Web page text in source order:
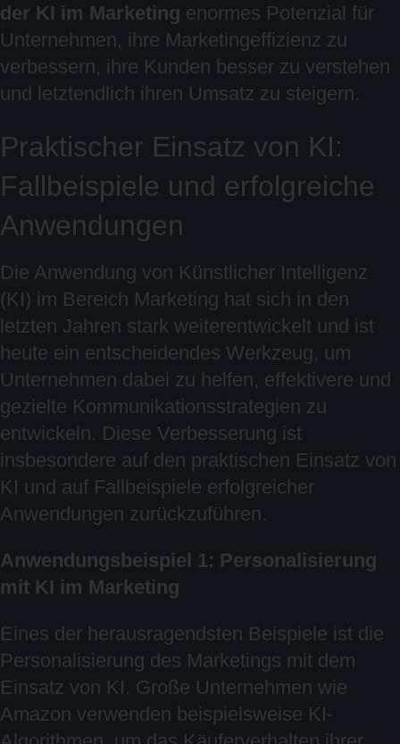
der KI im Marketing enormes Potenzial für
Unternehmen, ihre Marketingeffizienz zu
verbessern, ihre Kunden besser zu verstehen
und letztendlich ihren Umsatz zu steigern.
Praktischer Einsatz von KI:
Fallbeispiele und erfolgreiche
Anwendungen
Die Anwendung von Künstlicher Intelligenz
(KI) im Bereich Marketing hat sich in den
letzten Jahren stark weiterentwickelt und ist
heute ein entscheidendes Werkzeug, um
Unternehmen dabei zu helfen, effektivere und
gezielte Kommunikationsstrategien zu
entwickeln. Diese Verbesserung ist
insbesondere auf den praktischen Einsatz von
KI und auf Fallbeispiele erfolgreicher
Anwendungen zurückzuführen.
Anwendungsbeispiel 1: Personalisierung
mit KI im Marketing
Eines der herausragendsten Beispiele ist die
Personalisierung des Marketings mit dem
Einsatz von KI. Große Unternehmen wie
Amazon verwenden beispielsweise KI-